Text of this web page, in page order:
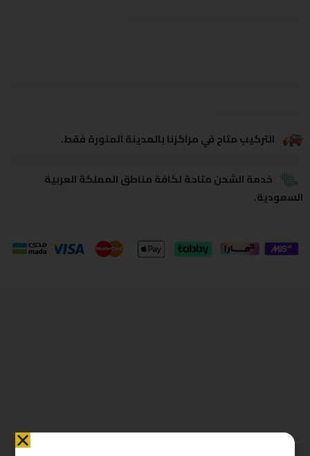
التركيب متاح في مراكزنا بالمدينة المنورة فقط.
خدمة الشحن متاحة لكافة مناطق المملكة العربية
السعودية.